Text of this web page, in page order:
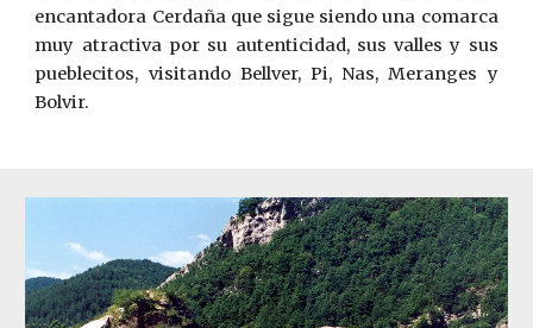
encantadora Cerdaña que sigue siendo una comarca
muy atractiva por su autenticidad, sus valles y sus
pueblecitos, visitando Bellver, Pi, Nas, Meranges y
Bolvir.